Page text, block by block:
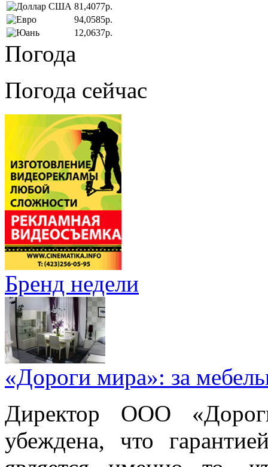
81,4077р.
94,0585р.
12,0637р.
Погода
Погода сейчас
Бренд недели
«Дороги мира»: за
Директор ООО
убеждена, что